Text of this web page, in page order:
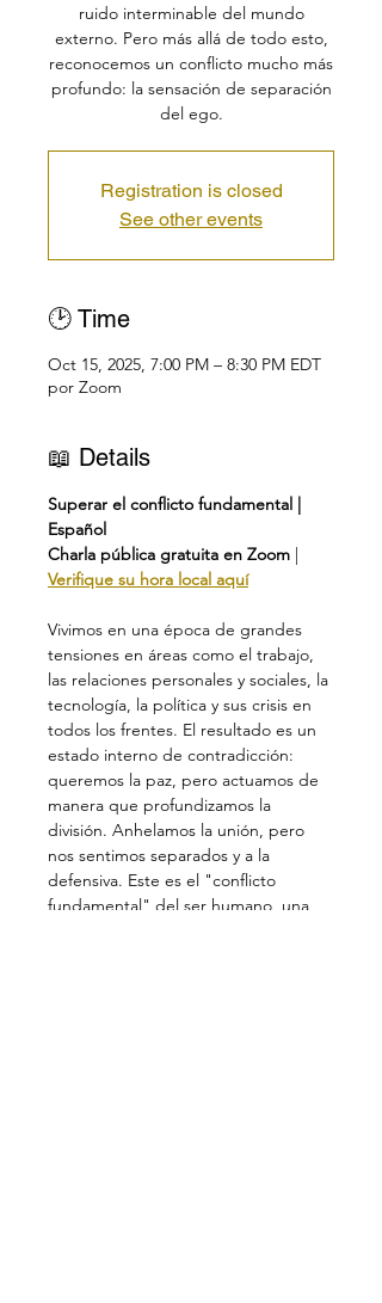
ruido interminable del mundo
externo. Pero más allá de todo esto,
reconocemos un conflicto mucho más
profundo: la sensación de separación
del ego.
Registration is closed
See other events
🕑 Time
Oct 15, 2025, 7:00 PM – 8:30 PM EDT
por Zoom
📖 Details
Superar el conflicto fundamental |
Español
Charla pública gratuita en Zoom |
Verifique su hora local aquí
Vivimos en una época de grandes
tensiones en áreas como el trabajo,
las relaciones personales y sociales, la
tecnología, la política y sus crisis en
todos los frentes. El resultado es un
estado interno de contradicción:
queremos la paz, pero actuamos de
manera que profundizamos la
división. Anhelamos la unión, pero
nos sentimos separados y a la
defensiva. Este es el "conflicto
fundamental" del ser humano, una